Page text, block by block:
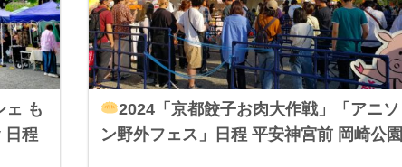
ェ も
日程
2024「京都餃子お肉大作戦」「アニソ
ン野外フェス」日程 平安神宮前 岡崎公園